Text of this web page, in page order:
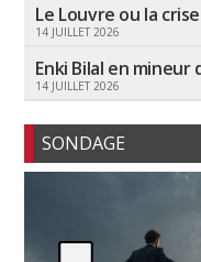
Le Louvre ou la
14 JUILLET 2026
Enki Bilal en mineur
14 JUILLET 2026
SONDAGE